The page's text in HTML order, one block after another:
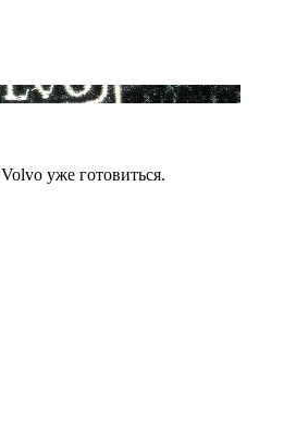
уже готовиться.